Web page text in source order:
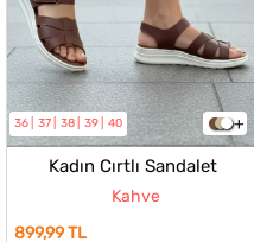
36 37 38 39 40
Kadın Cırtlı Sandalet
Kahve
899,99 TL